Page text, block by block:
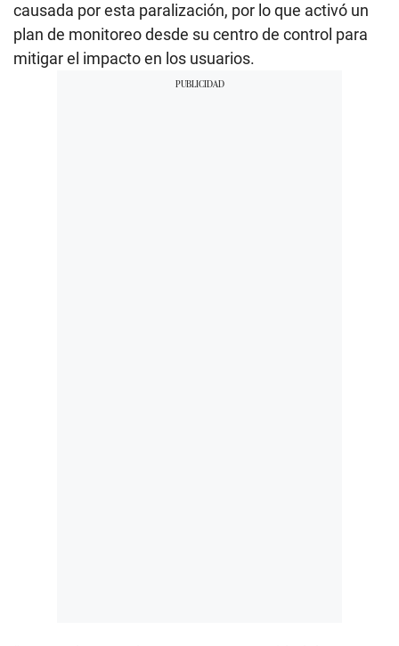
causada por esta paralización, por lo que activó un
plan de monitoreo desde su centro de control para
mitigar el impacto en los usuarios.